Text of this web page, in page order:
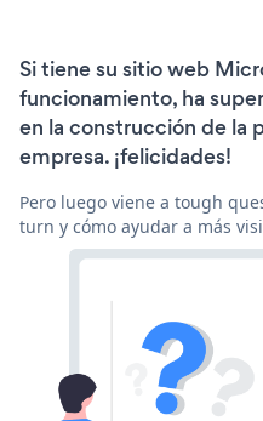
Si tiene su sitio web
funcionamiento, ha
en la construcción de la
empresa. ¡felicidades!
Pero luego viene a tough
turn y cómo ayudar a más